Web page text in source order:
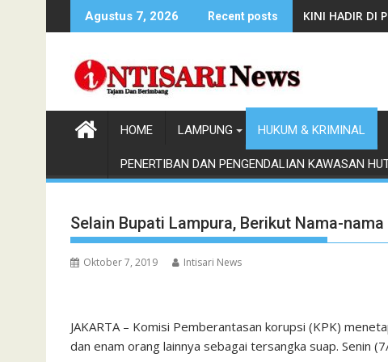
to
Agustus 7, 2026 Recent posts KINI HADIR DI
HOME LAMPUNG HUKUM & KRIMINAL
PENERTIBAN DAN PENGENDALIAN KAWASAN
Selain Bupati Lampura, Berikut Nama-
Oktober 7, 2019 Intisari News
JAKARTA – Komisi Pemberantasan korupsi (KPK)
dan enam orang lainnya sebagai tersangka suap. Senin